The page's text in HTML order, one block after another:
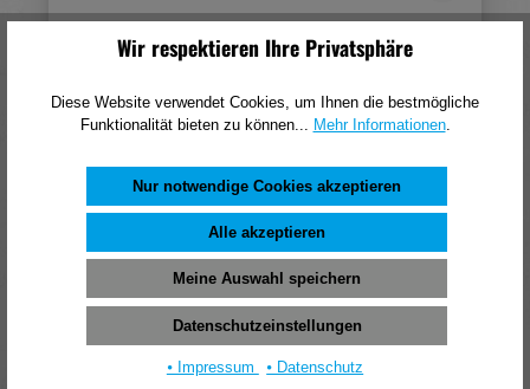
einbrennlack.
40,31 €*
(pro 1 Stück)
In den Warenkorb
Wir respektieren Ihre Privatsphäre
Diese Website verwendet Cookies, um Ihnen die bestmögliche
Funktionalität bieten zu können...
Mehr Informationen.
Nur notwendige Cookies akzeptieren
Alle akzeptieren
Meine Auswahl speichern
Datenschutzeinstellungen
⦁ Impressum ⦁ Datenschutz